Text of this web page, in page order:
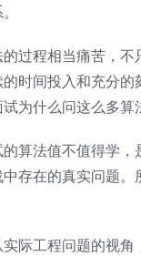
过程相当痛苦，
时间投入和充分
为什么问这么多算
算法值不值得学
存在的真实问题
际工程问题的视角